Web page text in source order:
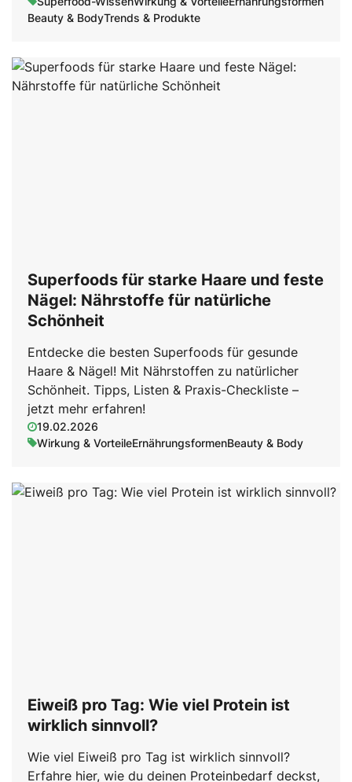
Beauty & BodyTrends & Produkte
Superfoods für starke Haare und feste
Nägel: Nährstoffe für natürliche
Schönheit
Entdecke die besten Superfoods für gesunde
Haare & Nägel! Mit Nährstoffen zu natürlicher
Schönheit. Tipps, Listen & Praxis-Checkliste –
jetzt mehr erfahren!
19.02.2026
Wirkung & VorteileErnährungsformenBeauty & Body
Eiweiß pro Tag: Wie viel Protein ist
wirklich sinnvoll?
Wie viel Eiweiß pro Tag ist wirklich sinnvoll?
Erfahre hier, wie du deinen Proteinbedarf deckst,